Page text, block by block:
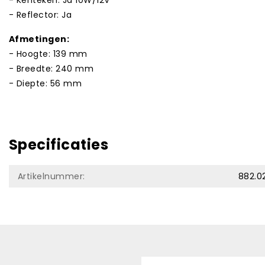
- Reflector: Ja
Afmetingen:
- Hoogte: 139 mm
- Breedte: 240 mm
- Diepte: 56 mm
Specificaties
Artikelnummer: